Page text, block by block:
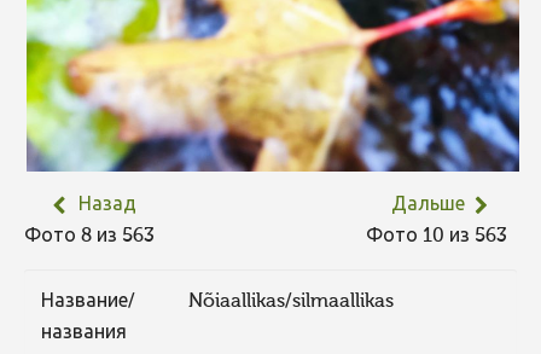
Назад
Фото 8 из 563
Дальше
Фото 10 из 563
Название/
названия
Nõiaallikas/silmaallikas